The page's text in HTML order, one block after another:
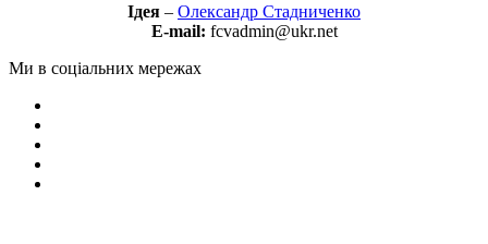
Ідея – Олександр Стадниченко
E-mail: fcvadmin@ukr.net
Ми в соціальних мережах